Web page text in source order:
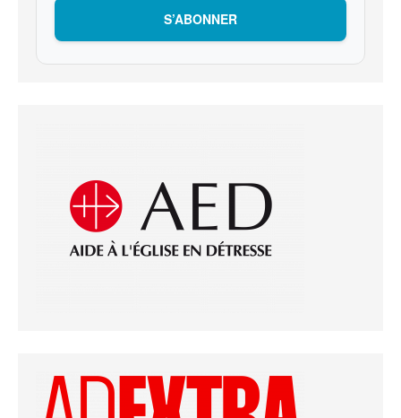
S’ABONNER